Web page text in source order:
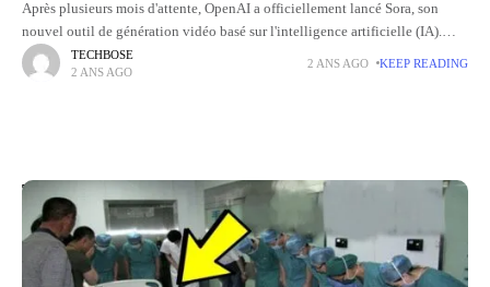
Après plusieurs mois d'attente, OpenAI a officiellement lancé Sora, son
nouvel outil de génération vidéo basé sur l'intelligence artificielle (IA).
Cette dernière permet de créer des séquences vidéo à partir
TECHBOSE
2 ANS AGO
2 ANS AGO KEEP READING
Top Picks for You